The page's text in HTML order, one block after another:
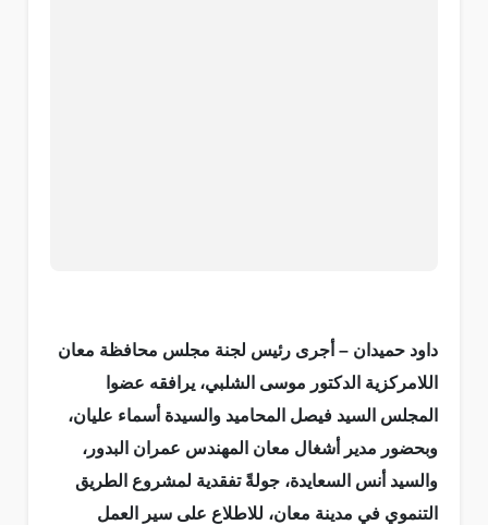
داود حميدان – أجرى رئيس لجنة مجلس محافظة معان
اللامركزية الدكتور موسى الشلبي، يرافقه عضوا
المجلس السيد فيصل المحاميد والسيدة أسماء عليان،
وبحضور مدير أشغال معان المهندس عمران البدور،
والسيد أنس السعايدة، جولةً تفقدية لمشروع الطريق
التنموي في مدينة معان، للاطلاع على سير العمل